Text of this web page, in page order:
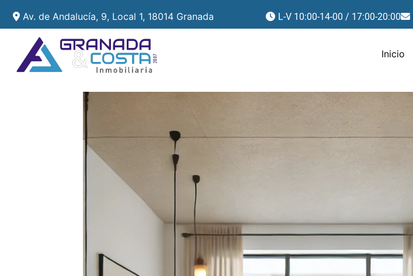
Av. de Andalucía, 9, Local 1, 18014 Granada L-V 10:00-14-00 / 17:00-20:00
Inicio